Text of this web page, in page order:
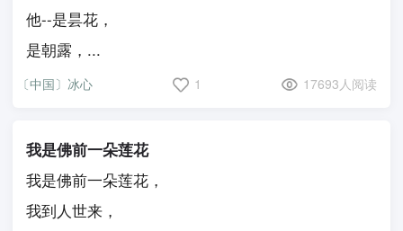
他--是昙花，
是朝露，...
〔中国〕冰心 1 17693人阅读
我是佛前一朵莲花
我是佛前一朵莲花，
我到人世来，